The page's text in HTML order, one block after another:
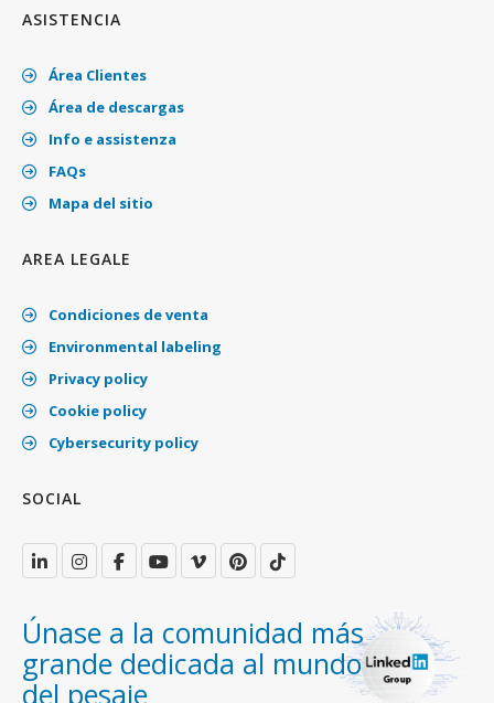
ASISTENCIA
Área Clientes
Área de descargas
Info e assistenza
FAQs
Mapa del sitio
AREA LEGALE
Condiciones de venta
Environmental labeling
Privacy policy
Cookie policy
Cybersecurity policy
SOCIAL
Únase a la comunidad más
grande dedicada al mundo
del pesaje